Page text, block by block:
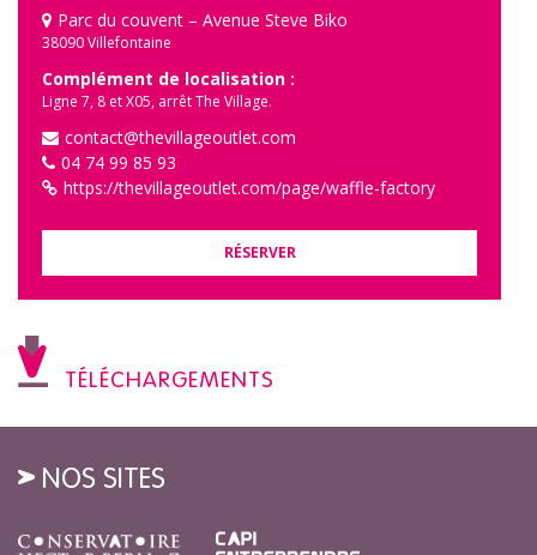
Parc du couvent – Avenue Steve Biko
38090 Villefontaine
Complément de localisation :
Ligne 7, 8 et X05, arrêt The Village.
contact@thevillageoutlet.com
04 74 99 85 93
https://thevillageoutlet.com/page/waffle-factory
RÉSERVER
TÉLÉCHARGEMENTS
NOS SITES